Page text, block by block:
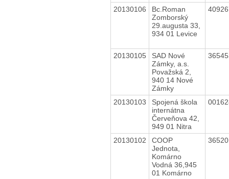
20130106
Bc.Roman
Zomborský
29.augusta 33,
934 01 Levice
20130105
SAD Nové
Zámky, a.s.
Považská 2,
940 14 Nové
Zámky
20130103
Spojená škola
internátna
Červeňova 42,
949 01 Nitra
20130102
COOP
Jednota,
Komárno
Vodná 36,945
01 Komárno